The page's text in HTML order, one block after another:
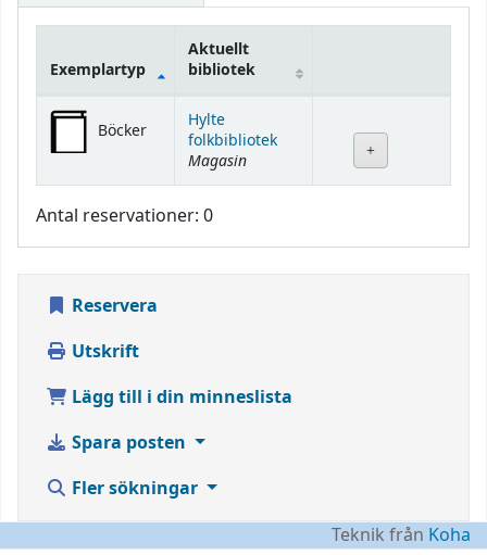
Bestånd
Exemplartyp
Aktuellt
bibliotek
Böcker
Hylte
folkbibliotek
Magasin
Antal reservationer: 0
Reservera
Utskrift
Lägg till i din minneslista
Spara posten
Fler sökningar
Teknik från Koha